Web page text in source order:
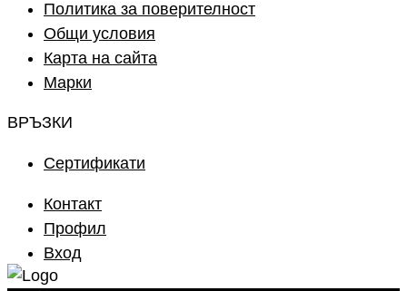
Политика за поверителност
Общи условия
Карта на сайта
Марки
ВРЪЗКИ
Сертификати
Контакт
Профил
Вход